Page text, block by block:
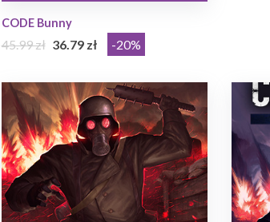
CODE Bunny
45.99 zł 36.79 zł -20%